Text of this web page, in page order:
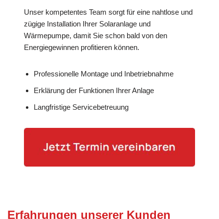
Unser kompetentes Team sorgt für eine nahtlose und
zügige Installation Ihrer Solaranlage und
Wärmepumpe, damit Sie schon bald von den
Energiegewinnen profitieren können.
Professionelle Montage und Inbetriebnahme
Erklärung der Funktionen Ihrer Anlage
Langfristige Servicebetreuung
Erfahrungen unserer Kunden